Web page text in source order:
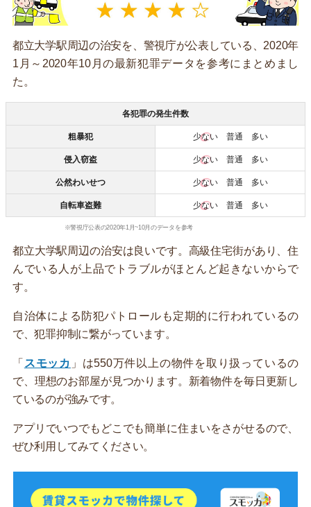
都立大学駅周辺の治安を、警視庁が公表している、2020年
1月～2020年10月の最新犯罪データを参考にまとめまし
た。
各犯罪の発生件数
粗暴犯 少ない普通 多い
侵入窃盗 少ない普通 多い
公然わいせつ 少ない普通 多い
自転車盗難 少ない普通 多い
※警視庁公表の2020年1月~10月のデータを参考
都立大学駅周辺の治安は良いです。高級住宅街があり、住
んでいる人が上品でトラブルがほとんど起きないからで
す。
自治体による防犯パトロールも定期的に行われているの
で、犯罪抑制に繋がっています。
「 スモッカ 」は550万件以上の物件を取り扱っているの
で、理想のお部屋が見つかります。新着物件を毎日更新し
ているのが強みです。
アプリでいつでもどこでも簡単に住まいをさがせるので、
ぜひ利用してみてください。